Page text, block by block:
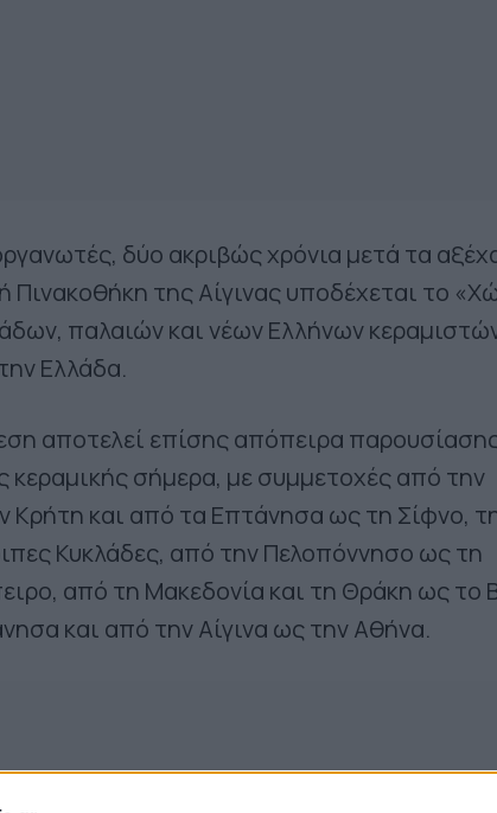
δύο ακριβώς χρόνια μετά τα
Πινακοθήκη της Αίγινας υποδέχεται το
παλαιών και νέων Ελλήνων
Ελλάδα.
αποτελεί επίσης απόπειρα
κεραμικής σήμερα, με συμμετοχές από την
Κρήτη και από τα Επτάνησα ως τη Σίφνο,
Κυκλάδες, από την Πελοπόννησο ως τη
από τη Μακεδονία και τη Θράκη ως το
και από την Αίγινα ως την Αθήνα.